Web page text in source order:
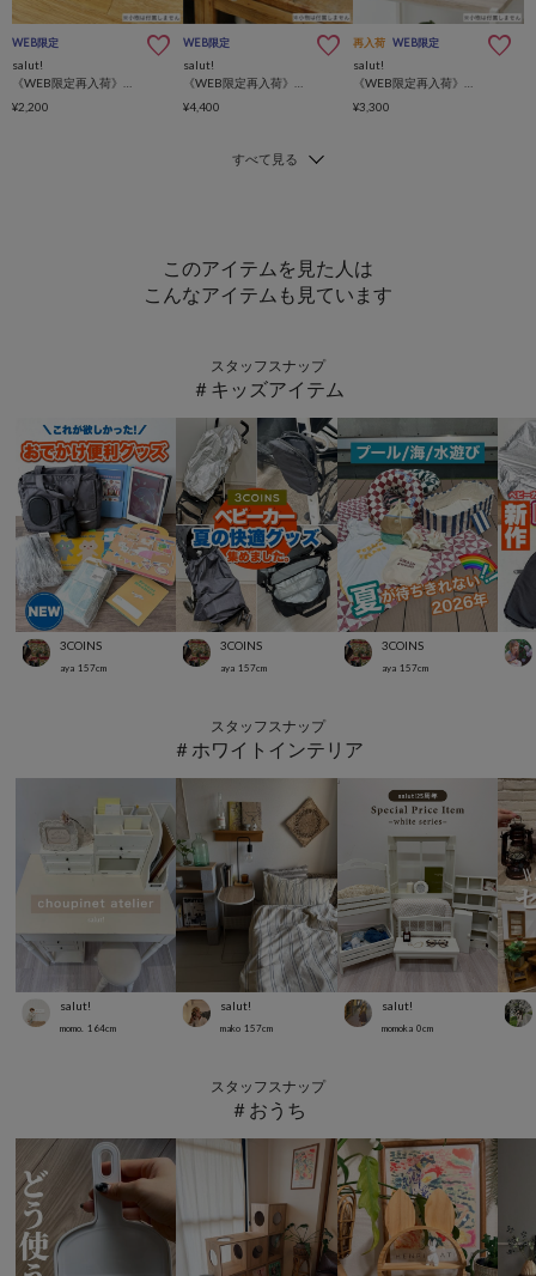
WEB限定
salut!
¥2,200
WEB限定
salut!
¥4,400
再入荷 WEB限定
salut!
¥3,300
このアイテムを見た人は
こんなアイテムも見ています
スタッフスナップ
＃キッズアイテム
3COINS
aya 157cm
3COINS
aya 157cm
3COINS
aya 157cm
スタッフスナップ
＃ホワイトインテリア
salut!
momo. 164cm
salut!
mako 157cm
salut!
momoka 0cm
スタッフスナップ
＃おうち